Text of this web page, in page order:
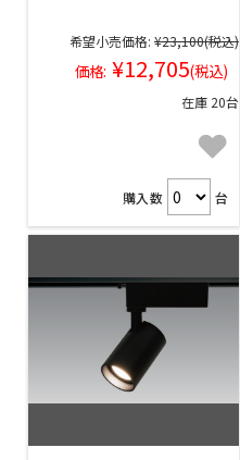
希望小売価格: ¥23,100(税込)
価格: ¥12,705(税込)
在庫 20台
購入数 台